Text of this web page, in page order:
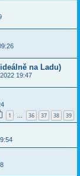
na Ladu)
19:47
1 36 37 38 39